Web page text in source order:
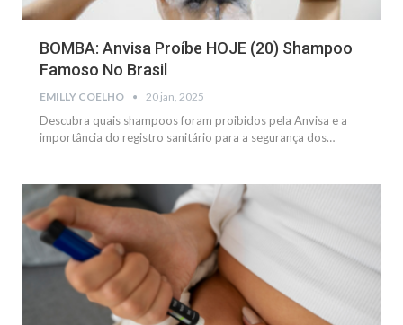
BOMBA: Anvisa Proíbe HOJE (20) Shampoo
Famoso No Brasil
EMILLY COELHO 20 jan, 2025
Descubra quais shampoos foram proibidos pela Anvisa e a
importância do registro sanitário para a segurança dos…
SAÚDE